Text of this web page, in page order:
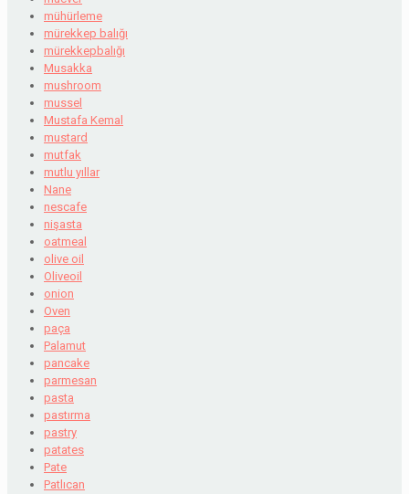
mühürleme
mürekkep balığı
mürekkepbalığı
Musakka
mushroom
mussel
Mustafa Kemal
mustard
mutfak
mutlu yıllar
Nane
nescafe
nişasta
oatmeal
olive oil
Oliveoil
onion
Oven
paça
Palamut
pancake
parmesan
pasta
pastırma
pastry
patates
Pate
Patlıcan